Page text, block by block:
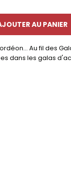
AU PANIER
Au fil des
dans les galas